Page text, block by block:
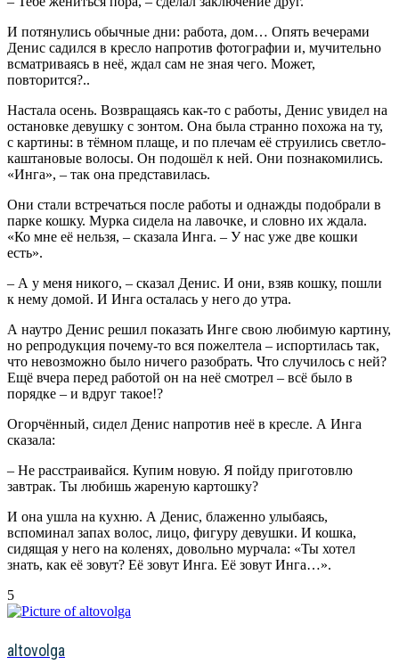
И потянулись обычные дни: работа, дом… Опять вечерами
Денис садился в кресло напротив фотографии и, мучительно
всматриваясь в неё, ждал сам не зная чего. Может,
повторится?..
Настала осень. Возвращаясь как-то с работы, Денис увидел на
остановке девушку с зонтом. Она была странно похожа на ту,
с картины: в тёмном плаще, и по плечам её струились светло-
каштановые волосы. Он подошёл к ней. Они познакомились.
«Инга», – так она представилась.
Они стали встречаться после работы и однажды подобрали в
парке кошку. Мурка сидела на лавочке, и словно их ждала.
«Ко мне её нельзя, – сказала Инга. – У нас уже две кошки
есть».
– А у меня никого, – сказал Денис. И они, взяв кошку, пошли
к нему домой. И Инга осталась у него до утра.
А наутро Денис решил показать Инге свою любимую картину,
но репродукция почему-то вся пожелтела – испортилась так,
что невозможно было ничего разобрать. Что случилось с ней?
Ещё вчера перед работой он на неё смотрел – всё было в
порядке – и вдруг такое!?
Огорчённый, сидел Денис напротив неё в кресле. А Инга
сказала:
– Не расстраивайся. Купим новую. Я пойду приготовлю
завтрак. Ты любишь жареную картошку?
И она ушла на кухню. А Денис, блаженно улыбаясь,
вспоминал запах волос, лицо, фигуру девушки. И кошка,
сидящая у него на коленях, довольно мурчала: «Ты хотел
знать, как её зовут? Её зовут Инга. Её зовут Инга…».
5
altovolga